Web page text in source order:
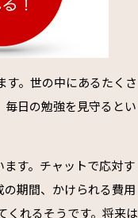
す。世の中にあるたくさ
日の勉強を見守るとい
す。チャットで応対す
期間、かけられる費用
くれるそうです。将来は